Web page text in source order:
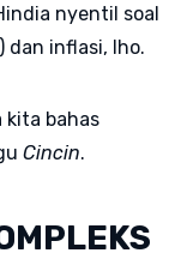
nyentil soal
) dan inflasi, lho.
kita bahas
Cincin.